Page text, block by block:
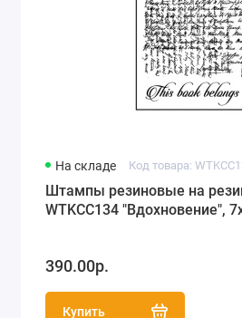
На складе Код товара:
Штампы резиновые на
WTKCC134 "Вдохновение",
390.00р.
Купить